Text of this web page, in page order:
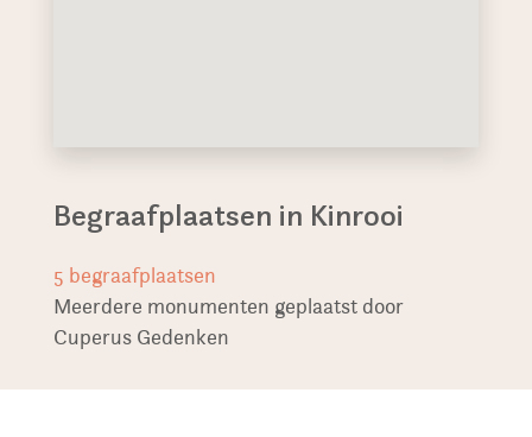
Begraafplaatsen in Kinrooi
5 begraafplaatsen
Meerdere monumenten geplaatst door
Cuperus Gedenken